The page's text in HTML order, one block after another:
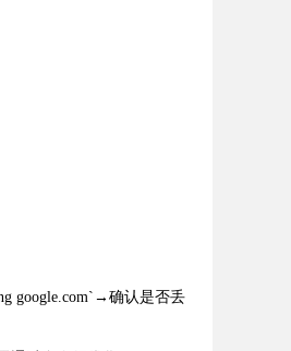
google.com`→确认是否丢